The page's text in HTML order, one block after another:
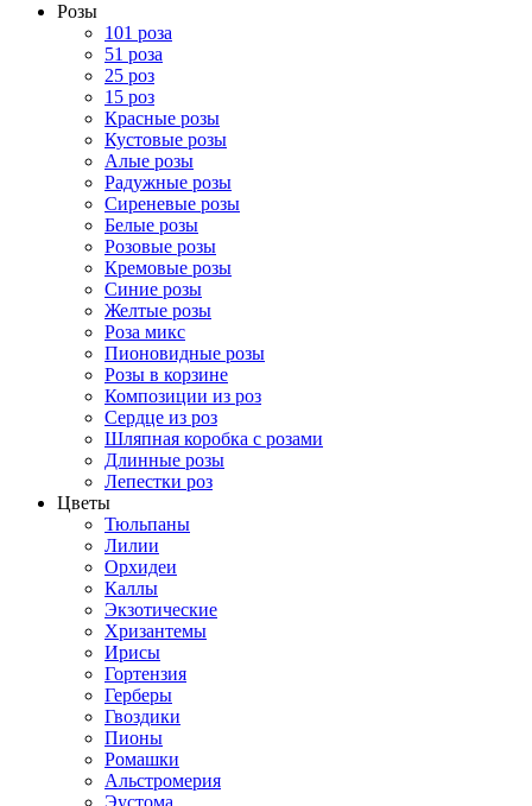
Розы
101 роза
51 роза
25 роз
15 роз
Красные розы
Кустовые розы
Алые розы
Радужные розы
Сиреневые розы
Белые розы
Розовые розы
Кремовые розы
Синие розы
Желтые розы
Роза микс
Пионовидные розы
Розы в корзине
Композиции из роз
Сердце из роз
Шляпная коробка с розами
Длинные розы
Лепестки роз
Цветы
Тюльпаны
Лилии
Орхидеи
Каллы
Экзотические
Хризантемы
Ирисы
Гортензия
Герберы
Гвоздики
Пионы
Ромашки
Альстромерия
Эустома